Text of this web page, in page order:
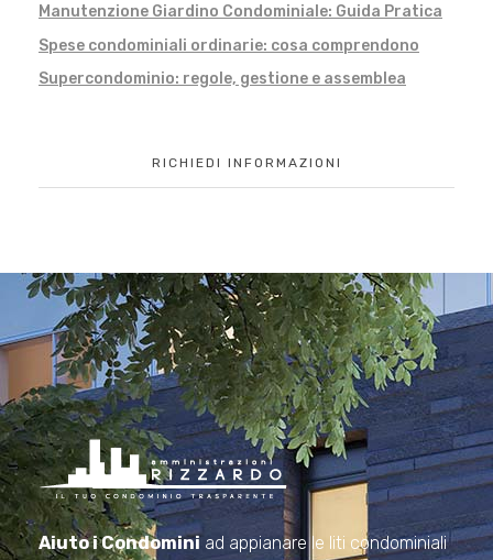
Manutenzione Giardino Condominiale: Guida Pratica
Spese condominiali ordinarie: cosa comprendono
Supercondominio: regole, gestione e assemblea
RICHIEDI INFORMAZIONI
Amministrazioni Rizzardo
Il tuo condominio trasparente
Aiuto i Condominiad appianare le liti condominiali